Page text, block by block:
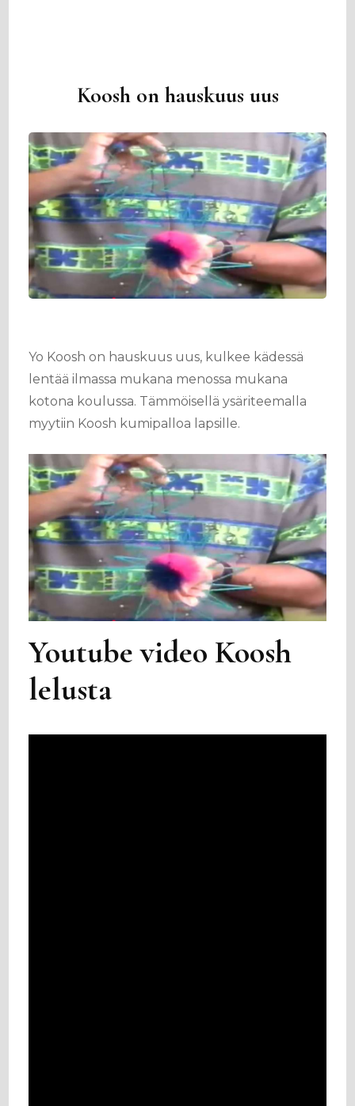
Koosh on hauskuus uus
Yo Koosh on hauskuus uus, kulkee kädessä
lentää ilmassa mukana menossa mukana
kotona koulussa. Tämmöisellä ysäriteemalla
myytiin Koosh kumipalloa lapsille.
Youtube video Koosh
lelusta